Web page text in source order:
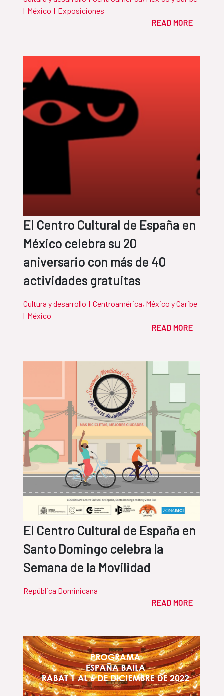
| México | Exposiciones
READ MORE
El Centro Cultural de España en
México celebra su 20
aniversario con más de 40
actividades gratuitas
Cultura y desarrollo | Centroamérica, México y Caribe
| México
READ MORE
El Centro Cultural de España en
Santo Domingo celebra la
Semana de la Movilidad
República Dominicana
READ MORE